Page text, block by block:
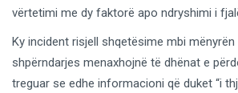
vërtetimi me dy faktorë apo ndryshimi i
Ky incident risjell shqetësime mbi
shpërndarjes menaxhojnë të dhënat e
treguar se edhe informacioni që duket “i